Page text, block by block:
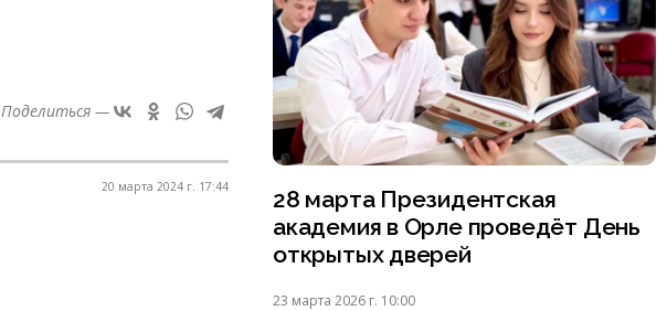
Поделиться —
20 марта 2024 г. 17:44
28 марта Президентская
академия в Орле проведёт День
открытых дверей
23 марта 2026 г. 10:00